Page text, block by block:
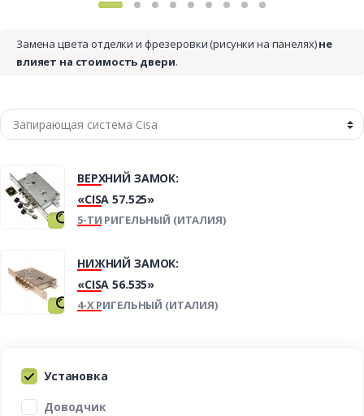
Замена цвета отделки и фрезеровки (рисунки на панелях)не
влияет на стоимость двери.
ВЕРХНИЙ ЗАМОК:
«CISA 57.525»
5-ТИ РИГЕЛЬНЫЙ (ИТАЛИЯ)
НИЖНИЙ ЗАМОК:
«CISA 56.535»
4-Х РИГЕЛЬНЫЙ (ИТАЛИЯ)
Установка
Доводчик